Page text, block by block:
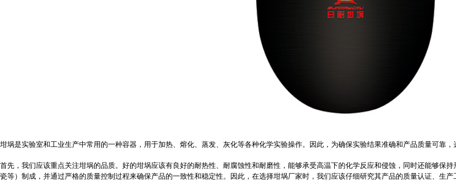
坩埚是实验室和工业生产中常用的一种容器，用于加热、熔化、蒸发、灰化等各种化学实验操作。因此，为确保实验结果准确和产品质量可靠，
首先，我们应该重点关注坩埚的品质。好的坩埚应该有良好的耐热性、耐腐蚀性和耐磨性，能够承受高温下的化学反应和侵蚀，同时还能够保
瓷等）制成，并通过严格的质量控制过程来确保产品的一致性和稳定性。因此，在选择坩埚厂家时，我们应该仔细研究其产品的质量认证、生产